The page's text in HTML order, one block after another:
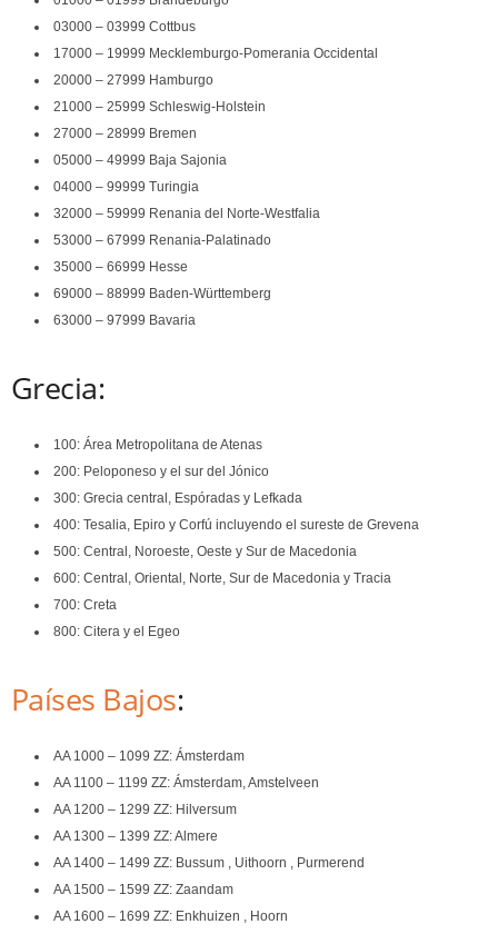
03000 – 03999 Cottbus
17000 – 19999 Mecklemburgo-Pomerania Occidental
20000 – 27999 Hamburgo
21000 – 25999 Schleswig-Holstein
27000 – 28999 Bremen
05000 – 49999 Baja Sajonia
04000 – 99999 Turingia
32000 – 59999 Renania del Norte-Westfalia
53000 – 67999 Renania-Palatinado
35000 – 66999 Hesse
69000 – 88999 Baden-Württemberg
63000 – 97999 Bavaria
Grecia:
100: Área Metropolitana de Atenas
200: Peloponeso y el sur del Jónico
300: Grecia central, Espóradas y Lefkada
400: Tesalia, Epiro y Corfú incluyendo el sureste de Grevena
500: Central, Noroeste, Oeste y Sur de Macedonia
600: Central, Oriental, Norte, Sur de Macedonia y Tracia
700: Creta
800: Citera y el Egeo
Países Bajos:
AA 1000 – 1099 ZZ: Ámsterdam
AA 1100 – 1199 ZZ: Ámsterdam, Amstelveen
AA 1200 – 1299 ZZ: Hilversum
AA 1300 – 1399 ZZ: Almere
AA 1400 – 1499 ZZ: Bussum , Uithoorn , Purmerend
AA 1500 – 1599 ZZ: Zaandam
AA 1600 – 1699 ZZ: Enkhuizen , Hoorn